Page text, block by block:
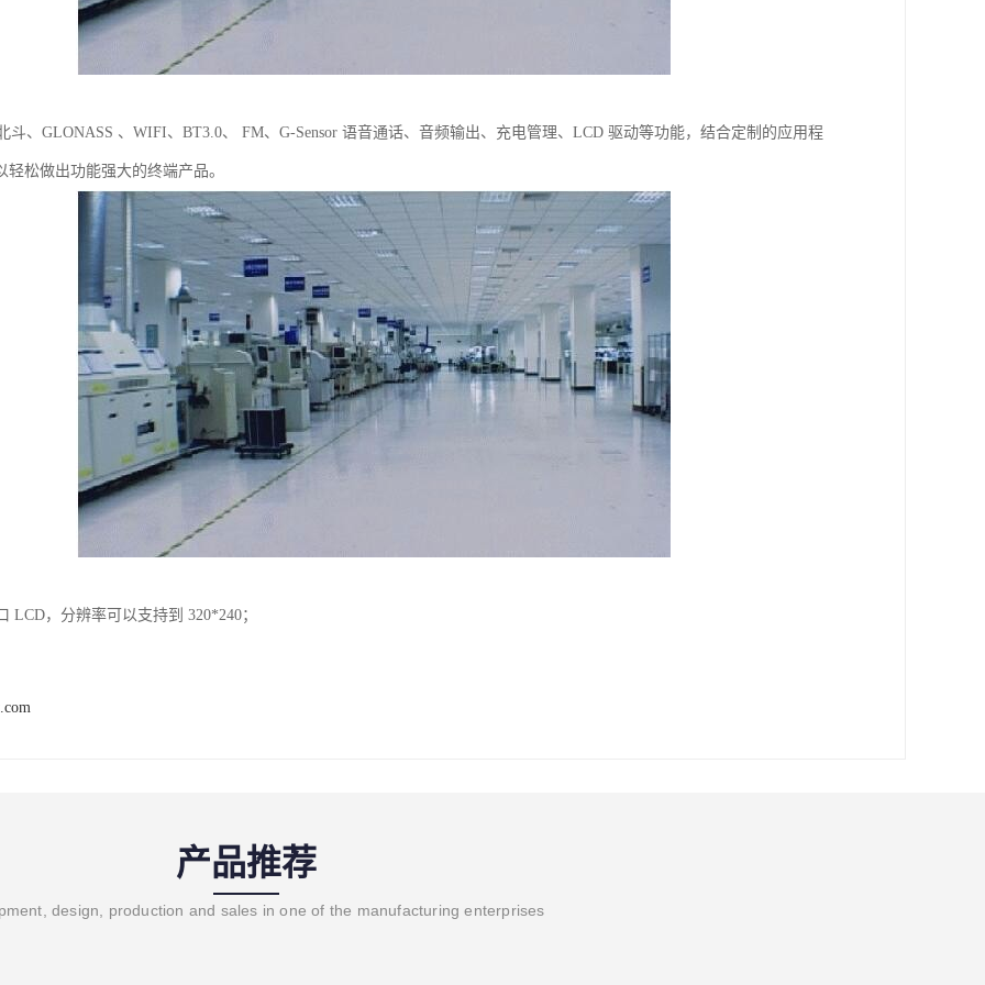
斗、GLONASS 、WIFI、BT3.0、 FM、G-Sensor 语音通话、音频输出、充电管理、LCD 驱动等功能，结合定制的应用程
轻松做出功能强大的终端产品。
LCD，分辨率可以支持到 320*240；
产品推荐
design, production and sales in one of the manufacturing enterprises